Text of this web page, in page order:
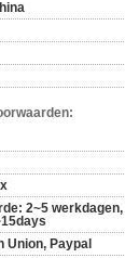
2~5 werkdagen,
Union, Paypal